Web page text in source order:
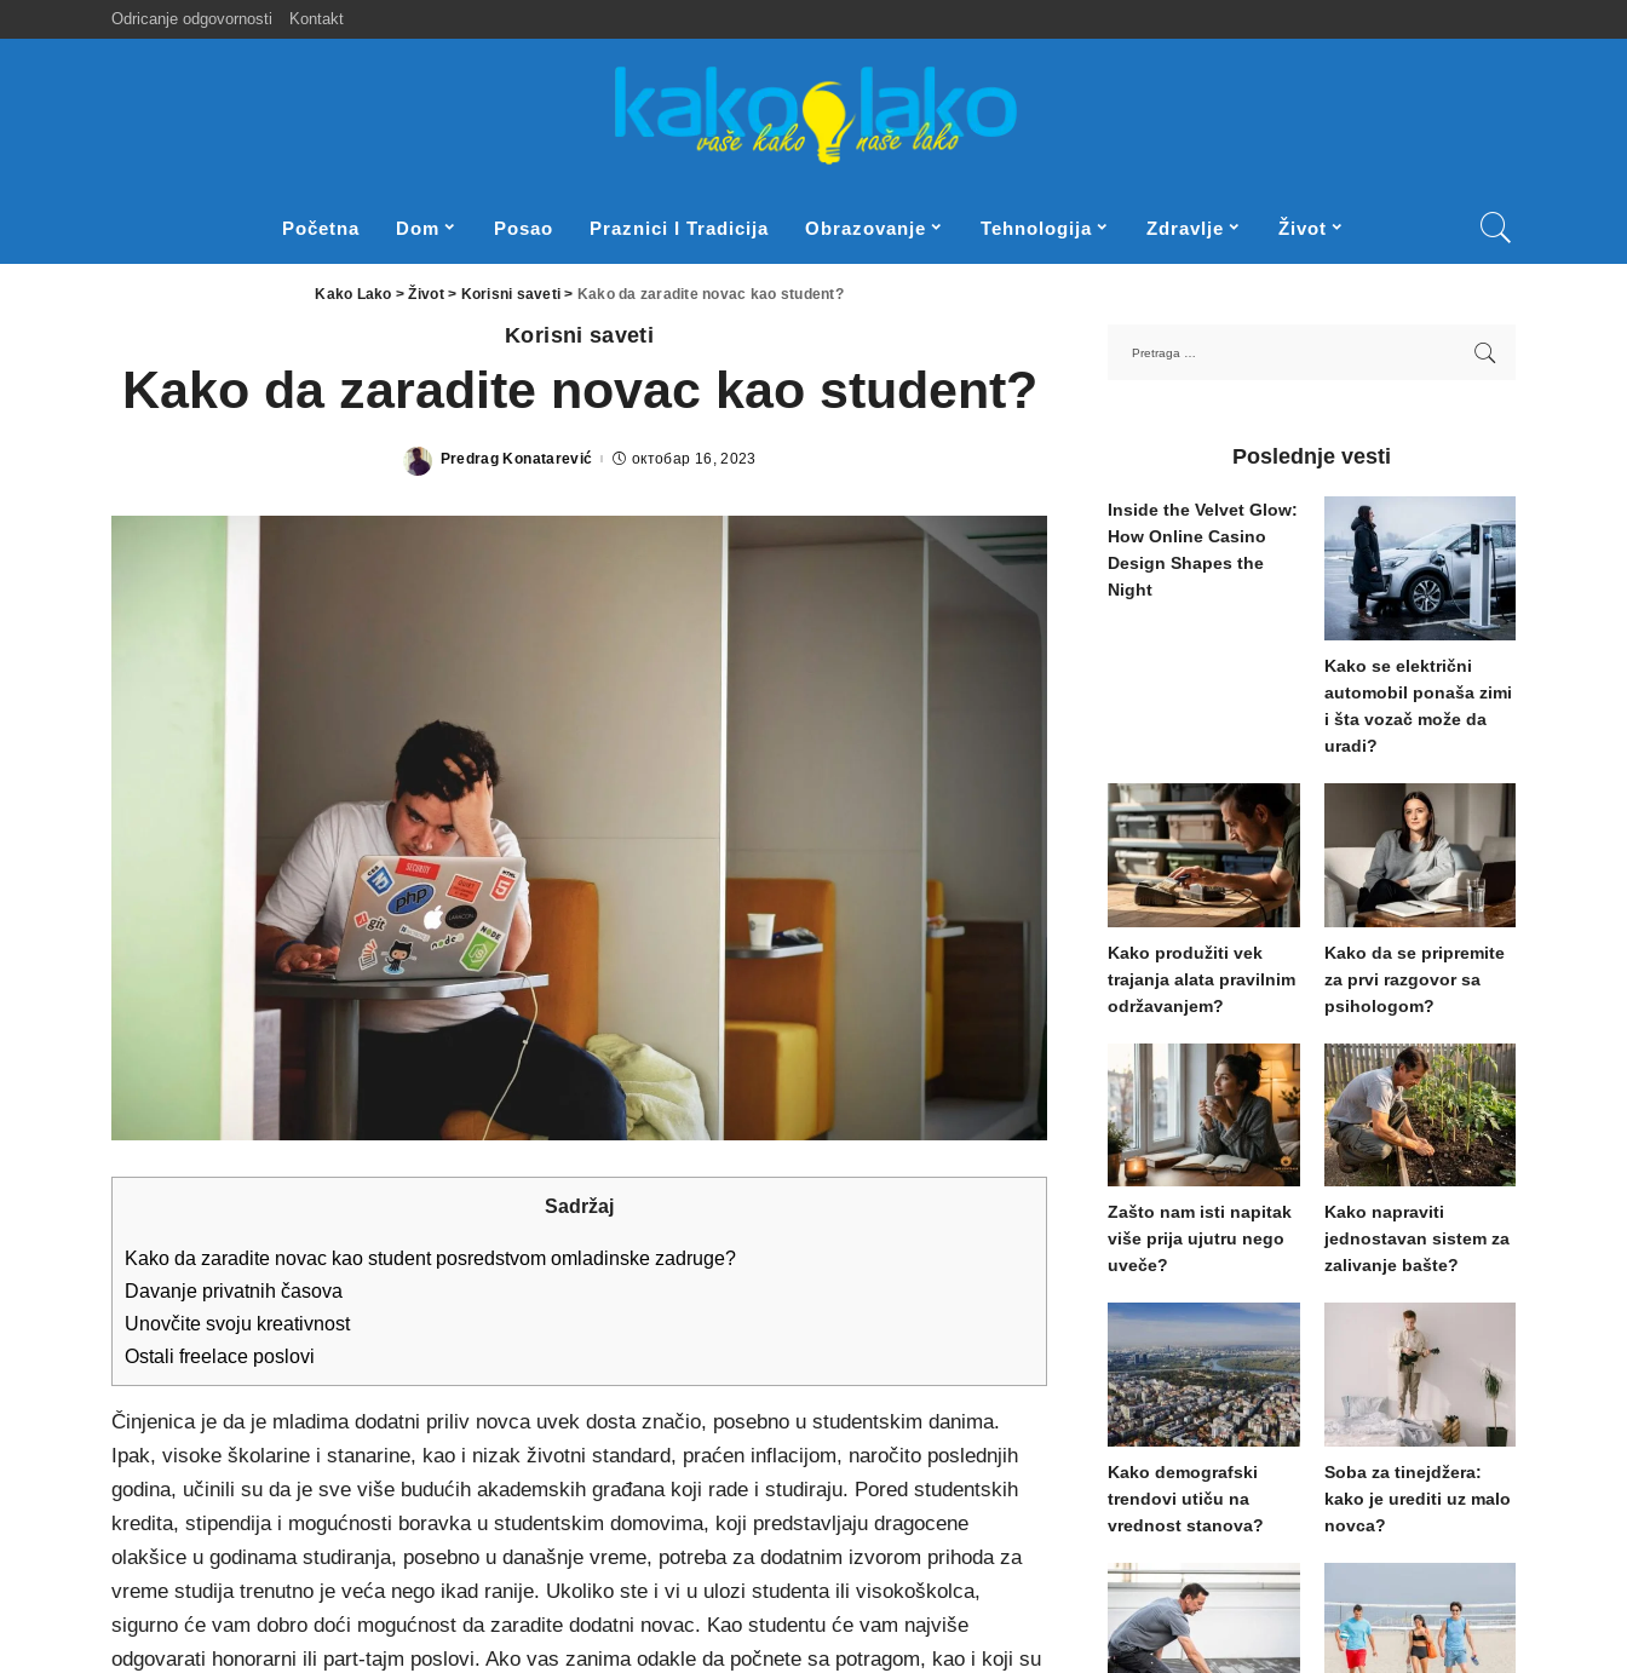
Odricanje odgovornosti Kontakt
Početna Dom Posao Praznici I Tradicija Obrazovanje Tehnologija Zdravlje Život
Kako Lako >Život> Korisni saveti > Kako da zaradite novac kao student?
Korisni saveti
Kako da zaradite novac kao student?
Posted
Predrag Konatarević октобар 16, 2023
Sadržaj
Kako da zaradite novac kao student posredstvom omladinske zadruge?
Davanje privatnih časova
Unovčite svoju kreativnost
Ostali freelace poslovi
Činjenica je da je mladima dodatni priliv novca uvek dosta značio, posebno u studentskim danima.
Ipak, visoke školarine i stanarine, kao i nizak životni standard, praćen inflacijom, naročito poslednjih
godina, učinili su da je sve više budućih akademskih građana koji rade i studiraju. Pored studentskih
kredita, stipendija i mogućnosti boravka u studentskim domovima, koji predstavljaju dragocene
olakšice u godinama studiranja, posebno u današnje vreme, potreba za dodatnim izvorom prihoda za
vreme studija trenutno je veća nego ikad ranije. Ukoliko ste i vi u ulozi studenta ili visokoškolca,
sigurno će vam dobro doći mogućnost da zaradite dodatni novac. Kao studentu će vam najviše
odgovarati honorarni ili part-tajm poslovi. Ako vas zanima odakle da počnete sa potragom, kao i koji su
Poslednje vesti
Inside the Velvet Glow:
How Online Casino
Design Shapes the
Night
Kako se električni
automobil ponaša zimi
i šta vozač može da
uradi?
Kako produžiti vek
trajanja alata pravilnim
održavanjem?
Kako da se pripremite
za prvi razgovor sa
psihologom?
Zašto nam isti napitak
više prija ujutru nego
uveče?
Kako napraviti
jednostavan sistem za
zalivanje bašte?
Kako demografski
trendovi utiču na
vrednost stanova?
Soba za tinejdžera:
kako je urediti uz malo
novca?